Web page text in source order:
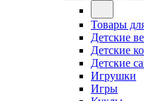
Товары
Детские
Детские
Детские
Игрушки
Игры